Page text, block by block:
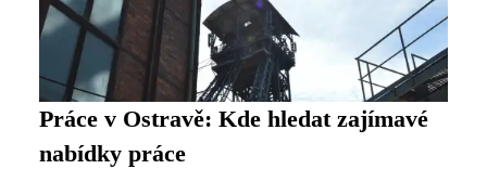
Práce v Ostravě: Kde hledat zajímavé
nabídky práce